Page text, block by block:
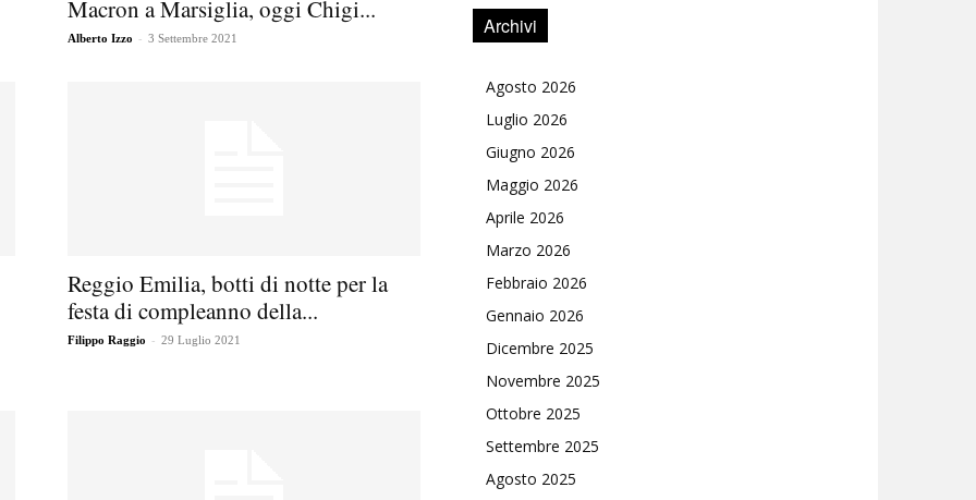
Macron a Marsiglia, oggi Chigi...
Alberto Izzo - 3 Settembre 2021
Reggio Emilia, botti di notte per la
festa di compleanno della...
Filippo Raggio - 29 Luglio 2021
Archivi
Agosto 2026
Luglio 2026
Giugno 2026
Maggio 2026
Aprile 2026
Marzo 2026
Febbraio 2026
Gennaio 2026
Dicembre 2025
Novembre 2025
Ottobre 2025
Settembre 2025
Agosto 2025